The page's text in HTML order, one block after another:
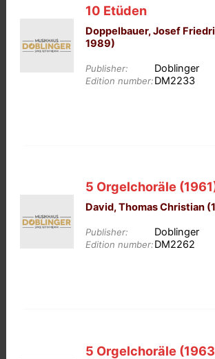
10 Etüden
Doppelbauer, Josef
1989)
Publisher: Doblinger
Edition number:DM2233
5 Orgelchoräle
David, Thomas Christian
Publisher: Doblinger
Edition number:DM2262
5 Orgelchoräle